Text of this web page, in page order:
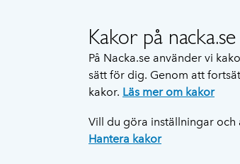
Kakor på nacka.se
På Nacka.se använder vi
sätt för dig. Genom att
kakor. Läs mer om kakor
Vill du göra inställningar och
Hantera kakor